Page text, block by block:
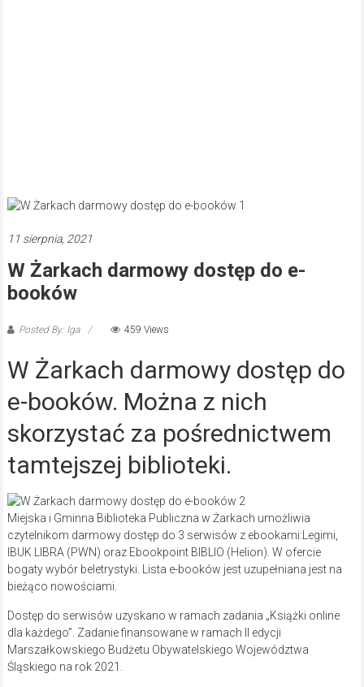
11 sierpnia, 2021
W Żarkach darmowy dostęp do e-
booków
Posted By: Iga 459 Views
W Żarkach darmowy dostęp do
e-booków. Można z nich
skorzystać za pośrednictwem
tamtejszej biblioteki.
Miejska i Gminna Biblioteka Publiczna w Żarkach umożliwia
czytelnikom darmowy dostęp do 3 serwisów z ebookami:Legimi,
IBUK LIBRA (PWN) oraz Ebookpoint BIBLIO (Helion). W ofercie
bogaty wybór beletrystyki. Lista e-booków jest uzupełniana jest na
bieżąco nowościami.
Dostęp do serwisów uzyskano w ramach zadania „Książki online
dla każdego”. Zadanie finansowane w ramach II edycji
Marszałkowskiego Budżetu Obywatelskiego Województwa
Śląskiego na rok 2021.